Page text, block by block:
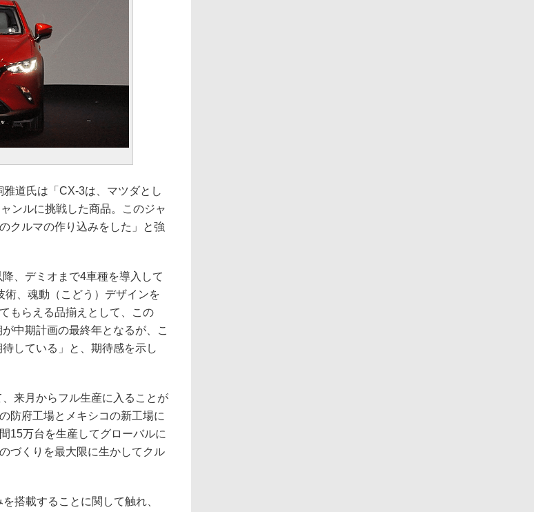
道氏は「CX-3は、マツダとし
ンルに挑戦した商品。このジャ
クルマの作り込みをした」と強
、デミオまで4車種を導入して
、魂動（こどう）デザインを
もらえる品揃えとして、この
中期計画の最終年となるが、こ
している」と、期待感を示し
来月からフル生産に入ることが
防府工場とメキシコの新工場に
15万台を生産してグローバルに
づくりを最大限に生かしてクル
搭載することに関して触れ、